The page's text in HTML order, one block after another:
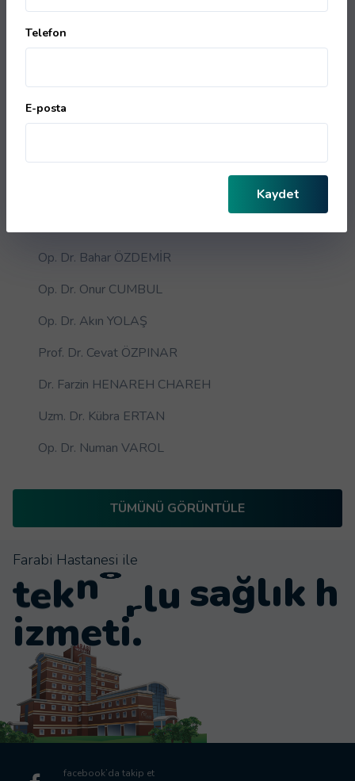
Uzm. Dr. Dilara Güler
Uzm. Dr. Hayretdin KÖKLÜ
Op. Dr. Bahar ÖZDEMİR
Op. Dr. Onur CUMBUL
Op. Dr. Akın YOLAŞ
Prof. Dr. Cevat ÖZPINAR
Dr. Farzin HENAREH CHAREH
Uzm. Dr. Kübra ERTAN
Op. Dr. Numan VAROL
TÜMÜNÜ GÖRÜNTÜLE
Telefon
E-posta
Kaydet
Farabi Hastanesi ile
ağlık h
izmeti.
teknoloj
facebook’da takip et